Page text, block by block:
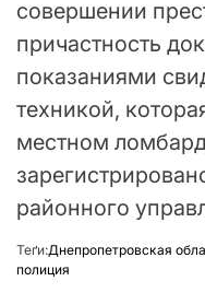
совершении
причастность
показаниями
техникой,
местном
районного
Теґи:Днепропетровская
полиция